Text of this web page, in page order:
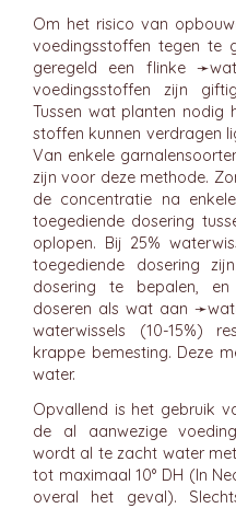
Om het risico van
voedingsstoffen tegen te
geregeld een flinke ➛
voedingsstoffen zijn
Tussen wat planten nodig
stoffen kunnen verdragen
Van enkele
zijn voor deze methode.
de concentratie na
toegediende dosering
oplopen. Bij 25%
toegediende dosering
dosering te bepalen,
doseren als wat aan ➛
waterwissels (10-15%)
krappe bemesting. Deze
water.
Opvallend is het gebruik
de al aanwezige
wordt al te zacht water
tot maximaal 10° DH (In
overal het geval).